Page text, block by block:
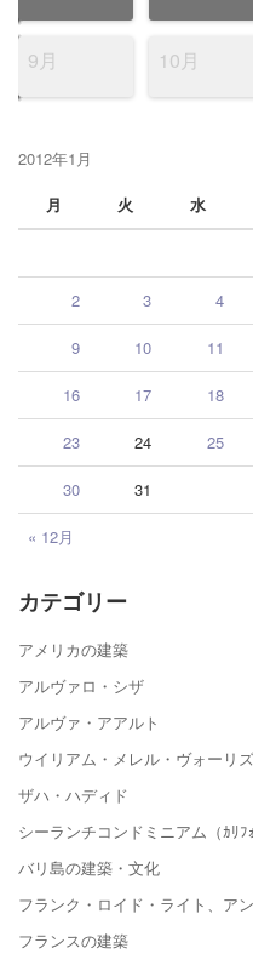
9月 10月
2012年1月
月
火 水
« 12月
2 3 4
9 10 11
16 17 18
23 24 25
30 31
カテゴリー
アメリカの建築
アルヴァロ・シザ
アルヴァ・アアルト
ウイリアム・メレル・ヴォーリズ
ザハ・ハディド
シーランチコンドミニアム（ｶﾘﾌ
バリ島の建築・文化
フランク・ロイド・ライト、ア
フランスの建築